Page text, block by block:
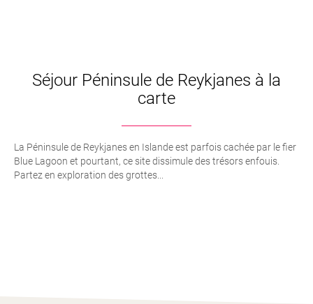
Séjour Péninsule de Reykjanes à la
carte
La Péninsule de Reykjanes en Islande est parfois cachée par le fier
Blue Lagoon et pourtant, ce site dissimule des trésors enfouis.
Partez en exploration des grottes...